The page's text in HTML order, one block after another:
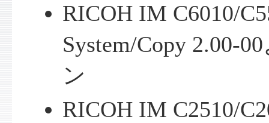
RICOH IM C6010/
System/Copy 2.00-
ン
RICOH IM C2510/